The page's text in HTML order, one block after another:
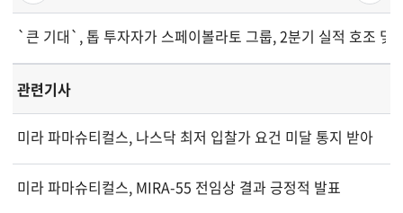
`큰 기대`, 톱 투자자가 스페이스X 주식에 대해 말하다
볼라토 그룹, 2분기 실적 호조 및
관련기사
미라 파마슈티컬스, 나스닥 최저 입찰가 요건 미달 통지 받아
미라 파마슈티컬스, MIRA-55 전임상 결과 긍정적 발표